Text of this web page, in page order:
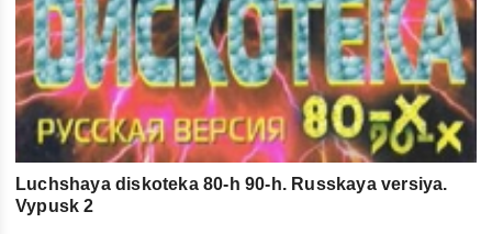
Luchshaya diskoteka 80-h 90-h. Russkaya versiya.
Vypusk 2